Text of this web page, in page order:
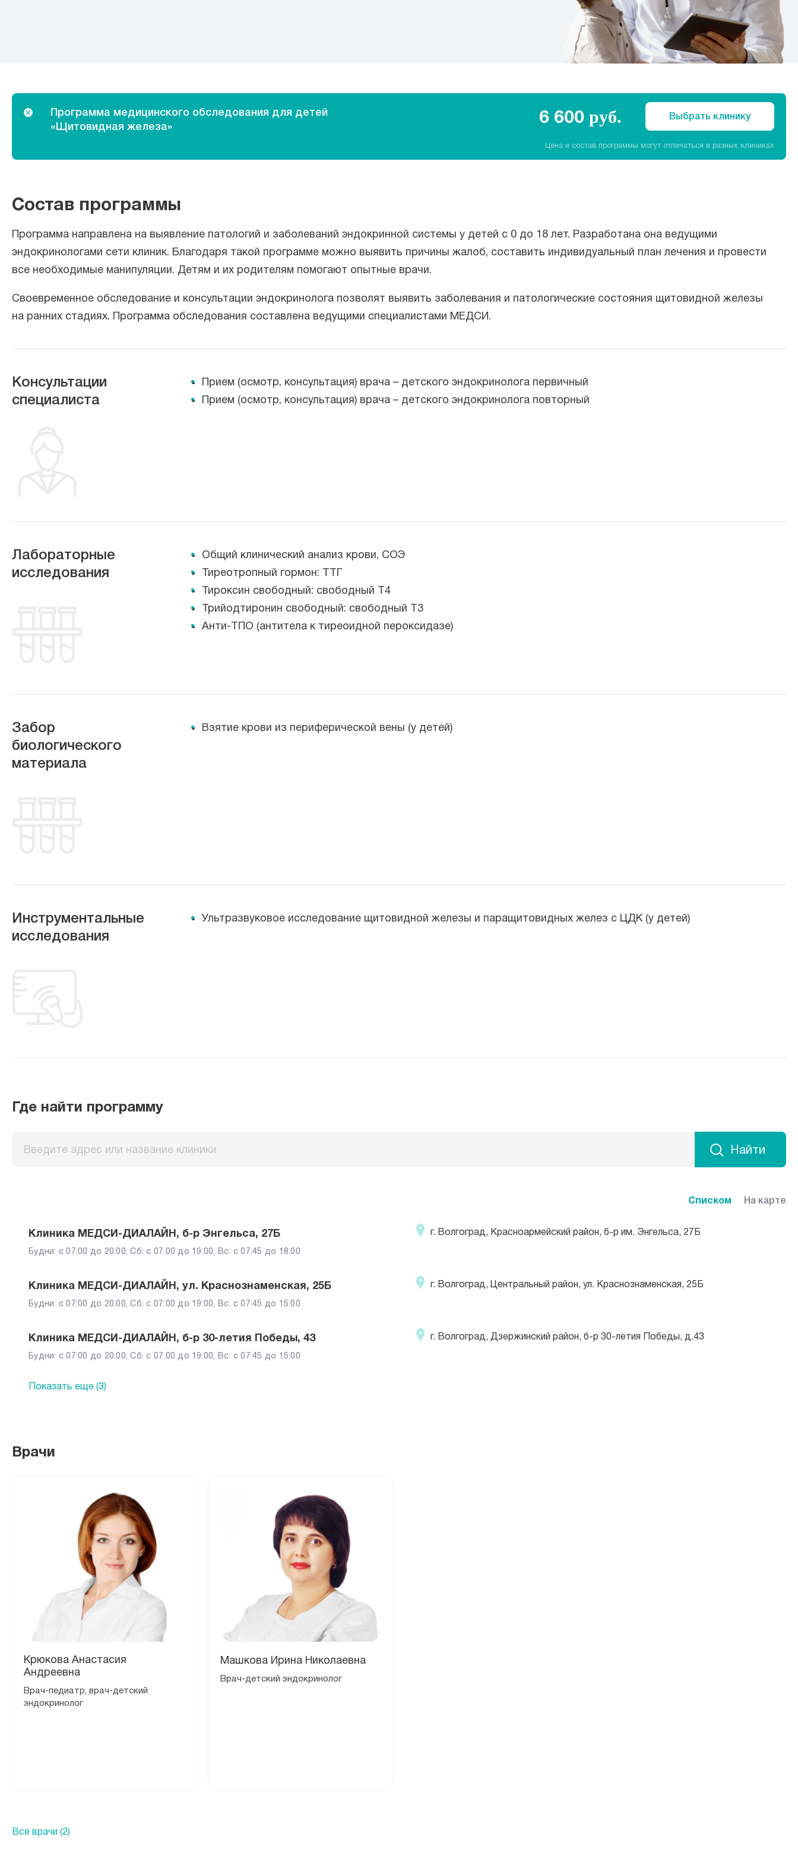
Программа медицинского обследования для детей
«Щитовидная железа»
6 600 руб. Выбрать клинику
Цена и состав программы могут отличаться в разных клиниках
Состав программы
Программа направлена на выявление патологий и заболеваний эндокринной системы у детей с 0 до 18 лет. Разработана она ведущими
эндокринологами сети клиник. Благодаря такой программе можно выявить причины жалоб, составить индивидуальный план лечения и провести
все необходимые манипуляции. Детям и их родителям помогают опытные врачи.
Своевременное обследование и консультации эндокринолога позволят выявить заболевания и патологические состояния щитовидной железы
на ранних стадиях. Программа обследования составлена ведущими специалистами МЕДСИ.
Консультации
специалиста
Прием (осмотр, консультация) врача – детского эндокринолога первичный
Прием (осмотр, консультация) врача – детского эндокринолога повторный
Лабораторные
исследования
Общий клинический анализ крови, СОЭ
Тиреотропный гормон: ТТГ
Тироксин свободный: свободный Т4
Трийодтиронин свободный: свободный Т3
Анти-ТПО (антитела к тиреоидной пероксидазе)
Забор
биологического
материала
Взятие крови из периферической вены (у детей)
Инструментальные
исследования
Ультразвуковое исследование щитовидной железы и паращитовидных желез с ЦДК (у детей)
Списком На карте
Где найти программу
Найти
Клиника МЕДСИ-ДИАЛАЙН, б-р Энгельса, 27Б
Будни: c 07:00 до 20:00, Сб: c 07:00 до 19:00, Вс: c 07:45 до 18:00
г. Волгоград, Красноармейский район, б-р им. Энгельса, 27Б
Клиника МЕДСИ-ДИАЛАЙН, ул. Краснознаменская, 25Б
Будни: c 07:00 до 20:00, Сб: c 07:00 до 19:00, Вс: c 07:45 до 15:00
г. Волгоград, Центральный район, ул. Краснознаменская, 25Б
Клиника МЕДСИ-ДИАЛАЙН, б-р 30-летия Победы, 43
Будни: c 07:00 до 20:00, Сб: c 07:00 до 19:00, Вс: c 07:45 до 15:00
г. Волгоград, Дзержинский район, б-р 30-летия Победы, д.43
Показать еще (3)
Врачи
Крюкова Анастасия
Андреевна
Врач-педиатр, врач-детский
эндокринолог
Машкова Ирина Николаевна
Врач-детский эндокринолог
Все врачи (2)